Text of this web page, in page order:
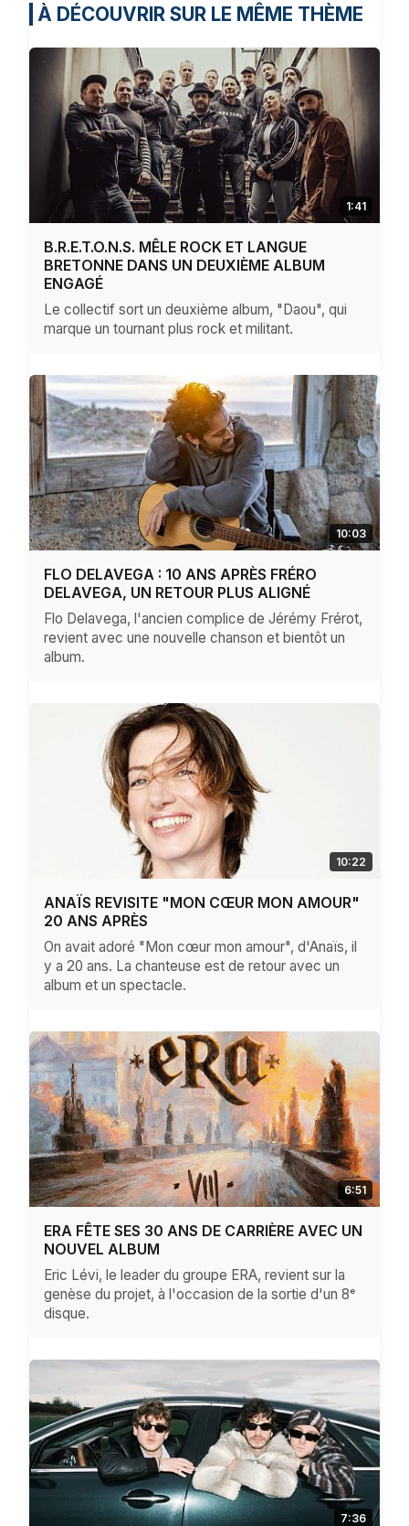
À DÉCOUVRIR SUR LE MÊME THÈME
1:41
B.R.E.T.O.N.S. MÊLE ROCK ET LANGUE
BRETONNE DANS UN DEUXIÈME ALBUM
ENGAGÉ
Le collectif sort un deuxième album, "Daou", qui
marque un tournant plus rock et militant.
10:03
FLO DELAVEGA : 10 ANS APRÈS FRÉRO
DELAVEGA, UN RETOUR PLUS ALIGNÉ
Flo Delavega, l'ancien complice de Jérémy Frérot,
revient avec une nouvelle chanson et bientôt un
album.
10:22
ANAÏS REVISITE "MON CŒUR MON AMOUR"
20 ANS APRÈS
On avait adoré "Mon cœur mon amour", d'Anaïs, il
y a 20 ans. La chanteuse est de retour avec un
album et un spectacle.
6:51
ERA FÊTE SES 30 ANS DE CARRIÈRE AVEC UN
NOUVEL ALBUM
Eric Lévi, le leader du groupe ERA, revient sur la
genèse du projet, à l'occasion de la sortie d'un 8ᵉ
disque.
7:36